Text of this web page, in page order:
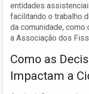
entidades
facilitando o trabalho
da comunidade, como
a Associação dos
Como as
Impactam a